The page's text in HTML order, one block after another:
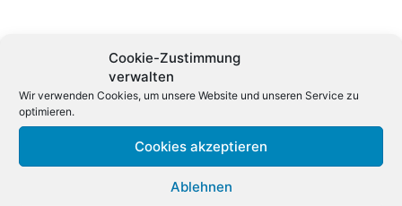
Cookie-Zustimmung
verwalten
Wir verwenden Cookies, um unsere Website und unseren Service zu
optimieren.
Cookies akzeptieren
Ablehnen
Die Technologie von Quantum Diamonds klingt nach
Science-Fiction, ist aber bereits Realität. Das
Unternehmen nutzt künstlich hergestellte Diamanten, die
absichtlich winzige atomare Baufehler aufweisen. Diese
Fehler reagieren extrem empfindlich auf magnetische